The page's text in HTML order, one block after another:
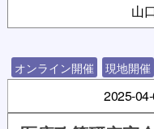
山
オンライン開催 現地開催
2025-